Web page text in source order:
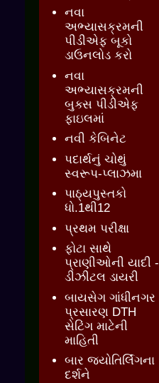
નવા
અભ્યાસક્રમની
પીડીએફ બૂકો
ડાઉનલોડ કરો
નવા
અભ્યાસક્રમની
બુક્સ પીડીએફ
ફાઇલમાં
નવી કેબિનેટ
પદાર્થનું ચોથું
સ્વરૂપ-પ્લાઝમા
પાઠ્યપુસ્તકો
ધો.1થી12
પ્રથમ પરીક્ષા
ફોટા સાથે
પ્રાણીઓની યાદી -
ડીઝીટલ ડાયરી
બાયસેગ ગાંધીનગર
પ્રસારણ DTH
સેટિંગ માટેની
માહિતી
બાર જ્‍યોતિર્લિંગના
દર્શને